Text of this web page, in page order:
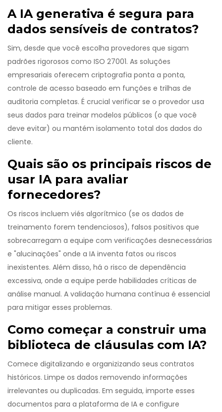
A IA generativa é segura para
dados sensíveis de contratos?
Sim, desde que você escolha provedores que sigam
padrões rigorosos como ISO 27001. As soluções
empresariais oferecem criptografia ponta a ponta,
controle de acesso baseado em funções e trilhas de
auditoria completas. É crucial verificar se o provedor usa
seus dados para treinar modelos públicos (o que você
deve evitar) ou mantém isolamento total dos dados do
cliente.
Quais são os principais riscos de
usar IA para avaliar
fornecedores?
Os riscos incluem viés algorítmico (se os dados de
treinamento forem tendenciosos), falsos positivos que
sobrecarregam a equipe com verificações desnecessárias
e "alucinações" onde a IA inventa fatos ou riscos
inexistentes. Além disso, há o risco de dependência
excessiva, onde a equipe perde habilidades críticas de
análise manual. A validação humana contínua é essencial
para mitigar esses problemas.
Como começar a construir uma
biblioteca de cláusulas com IA?
Comece digitalizando e organizizando seus contratos
históricos. Limpe os dados removendo informações
irrelevantes ou duplicadas. Em seguida, importe esses
documentos para a plataforma de IA e configure